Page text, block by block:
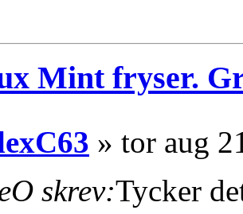
Mint fryser.
» tor aug
skrev:Tycker